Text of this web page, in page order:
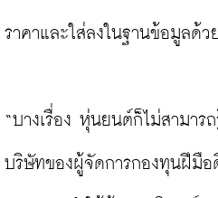
ราคาและใส่ลงในฐานข้อมูลด้ว
“บางเรื่อง หุ่นยนต์ก็ไม่สามาร
บริษัทของผู้จัดการกองทุนฝีมือ